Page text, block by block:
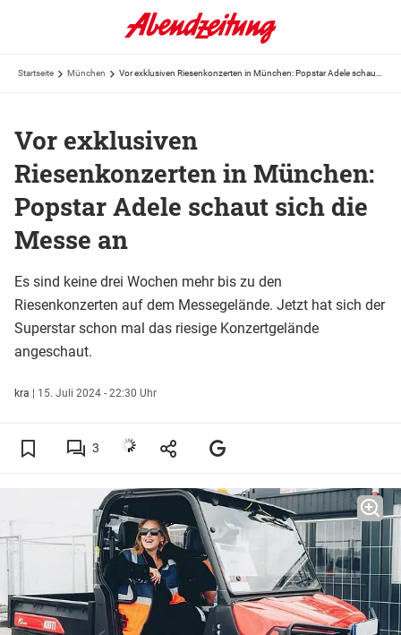
Startseite München
Vor exklusiven
Riesenkonzerten in München:
Popstar Adele schaut sich die
Messe an
Es sind keine drei Wochen mehr bis zu den
Riesenkonzerten auf dem Messegelände. Jetzt hat sich der
Superstar schon mal das riesige Konzertgelände
angeschaut.
kra | 15. Juli 2024 - 22:30 Uhr
3